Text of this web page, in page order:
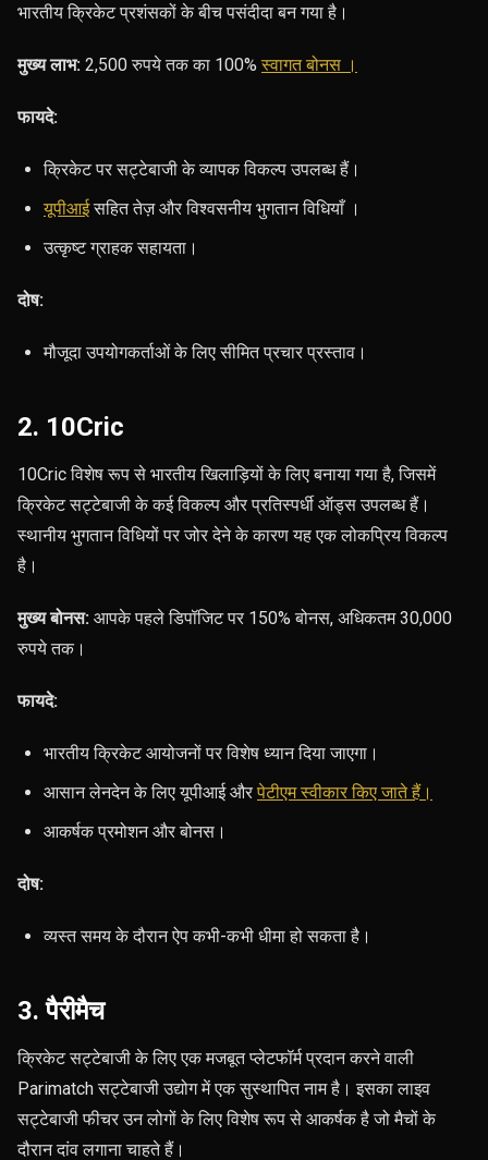
भारतीय क्रिकेट प्रशंसकों के बीच पसंदीदा बन गया है।
मुख्य लाभ: 2,500 रुपये तक का 100%स्वागत बोनस ।
फायदे:
क्रिकेट पर सट्टेबाजी के व्यापक विकल्प उपलब्ध हैं।
यूपीआईसहित तेज़ और विश्वसनीय भुगतान विधियाँ ।
उत्कृष्ट ग्राहक सहायता।
दोष:
मौजूदा उपयोगकर्ताओं के लिए सीमित प्रचार प्रस्ताव।
2. 10Cric
10Cric विशेष रूप से भारतीय खिलाड़ियों के लिए बनाया गया है, जिसमें
क्रिकेट सट्टेबाजी के कई विकल्प और प्रतिस्पर्धी ऑड्स उपलब्ध हैं।
स्थानीय भुगतान विधियों पर जोर देने के कारण यह एक लोकप्रिय विकल्प
है।
मुख्य बोनस: आपके पहले डिपॉजिट पर 150% बोनस, अधिकतम 30,000
रुपये तक।
फायदे:
भारतीय क्रिकेट आयोजनों पर विशेष ध्यान दिया जाएगा।
आसान लेनदेन के लिएयूपीआई औरपेटीएम स्वीकार किए जाते हैं।
आकर्षक प्रमोशन और बोनस।
दोष:
व्यस्त समय के दौरान ऐप कभी-कभी धीमा हो सकता है।
3. पैरीमैच
क्रिकेट सट्टेबाजी के लिए एक मजबूत प्लेटफॉर्म प्रदान करने वाली
Parimatch सट्टेबाजी उद्योग में एक सुस्थापित नाम है। इसका लाइव
सट्टेबाजी फीचर उन लोगों के लिए विशेष रूप से आकर्षक है जो मैचों के
दौरान दांव लगाना चाहते हैं।